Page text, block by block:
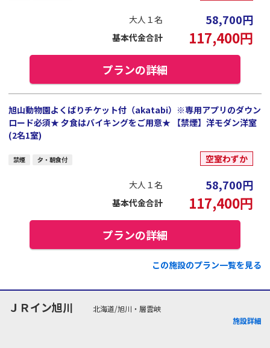
大人１名 58,700円
基本代金合計 117,400円
プランの詳細
旭山動物園よくばりチケット付（akatabi）※専用アプリのダウン
ロード必須★ 夕食はバイキングをご用意★ 【禁煙】洋モダン洋室
(2名1室)
禁煙 夕・朝食付 空室わずか
大人１名 58,700円
基本代金合計 117,400円
プランの詳細
この施設のプラン一覧を見る
ＪＲイン旭川
北海道/旭川・層雲峡
施設詳細